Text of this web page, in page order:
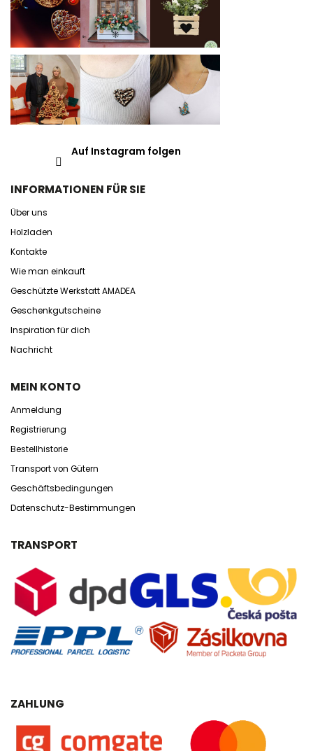
Auf Instagram folgen
INFORMATIONEN FÜR SIE
Über uns
Holzladen
Kontakte
Wie man einkauft
Geschützte Werkstatt AMADEA
Geschenkgutscheine
Inspiration für dich
Nachricht
MEIN KONTO
Anmeldung
Registrierung
Bestellhistorie
Transport von Gütern
Geschäftsbedingungen
Datenschutz-Bestimmungen
TRANSPORT
ZAHLUNG